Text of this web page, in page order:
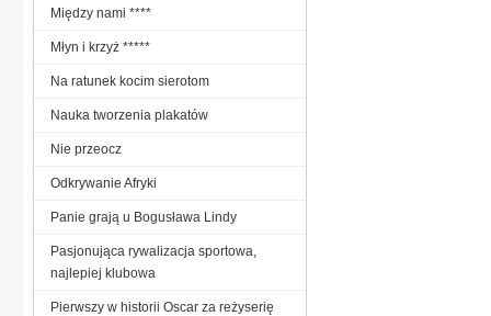
Między nami ****
Młyn i krzyż *****
Na ratunek kocim sierotom
Nauka tworzenia plakatów
Nie przeocz
Odkrywanie Afryki
Panie grają u Bogusława Lindy
Pasjonująca rywalizacja sportowa,
najlepiej klubowa
Pierwszy w historii Oscar za reżyserię